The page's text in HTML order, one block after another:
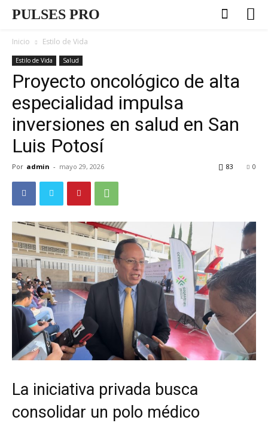
PULSES PRO
Inicio Estilo de Vida
Estilo de Vida Salud
Proyecto oncológico de alta
especialidad impulsa
inversiones en salud en San
Luis Potosí
Por admin - mayo 29, 2026 0
83
La iniciativa privada busca
consolidar un polo médico